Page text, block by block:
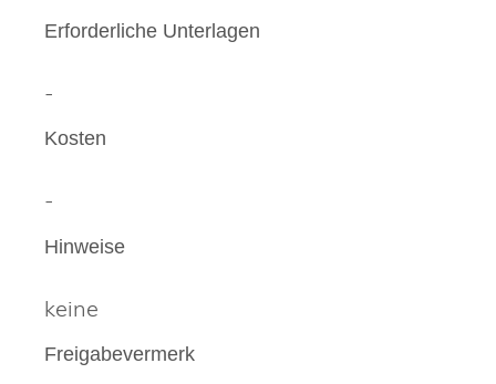
Erforderliche Unterlagen
-
Kosten
-
Hinweise
keine
Freigabevermerk